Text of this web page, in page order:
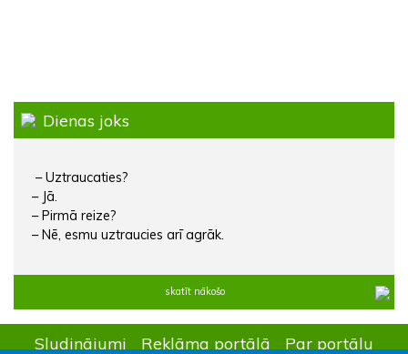
Dienas joks
– Uztraucaties?
– Jā.
– Pirmā reize?
– Nē, esmu uztraucies arī agrāk.
skatīt nākošo
Sludinājumi Reklāma portālā Par portālu